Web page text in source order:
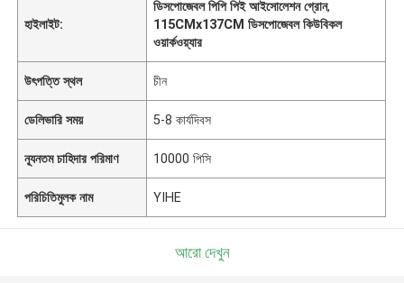
হাইলাইট:
ডিসপোজেবল পিপি পিই আইসোলেশন গ্রোন,
115CMx137CM ডিসপোজেবল কিউবিকল
ওয়ার্কওয়্যার
উৎপত্তি স্থল চীন
ডেলিভারি সময় 5-8 কার্যদিবস
ন্যূনতম চাহিদার পরিমাণ 10000 পিসি
পরিচিতিমুলক নাম YIHE
আরো দেখুন